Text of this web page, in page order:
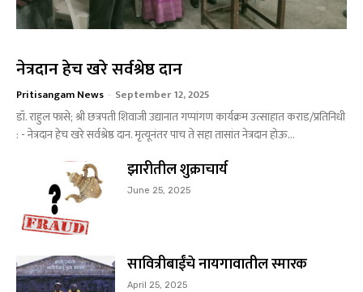
नेत्रदान हेच खरे सर्वश्रेष्ठ दान
Pritisangam News - September 12, 2025
डॉ. राहुल फासे; श्री छत्रपती शिवाजी उद्यानात गप्पांगण कार्यक्रम उत्साहात कराड/प्रतिनिधी
: - नेत्रदान हेच खरे सर्वश्रेष्ठ दान. मृत्यूनंतर पाच ते सहा तासांत नेत्रदान होऊ...
झारीतील शुक्राचार्य
June 25, 2025
सावित्रीबाईंचे नायगावातील स्मारक
April 25, 2025